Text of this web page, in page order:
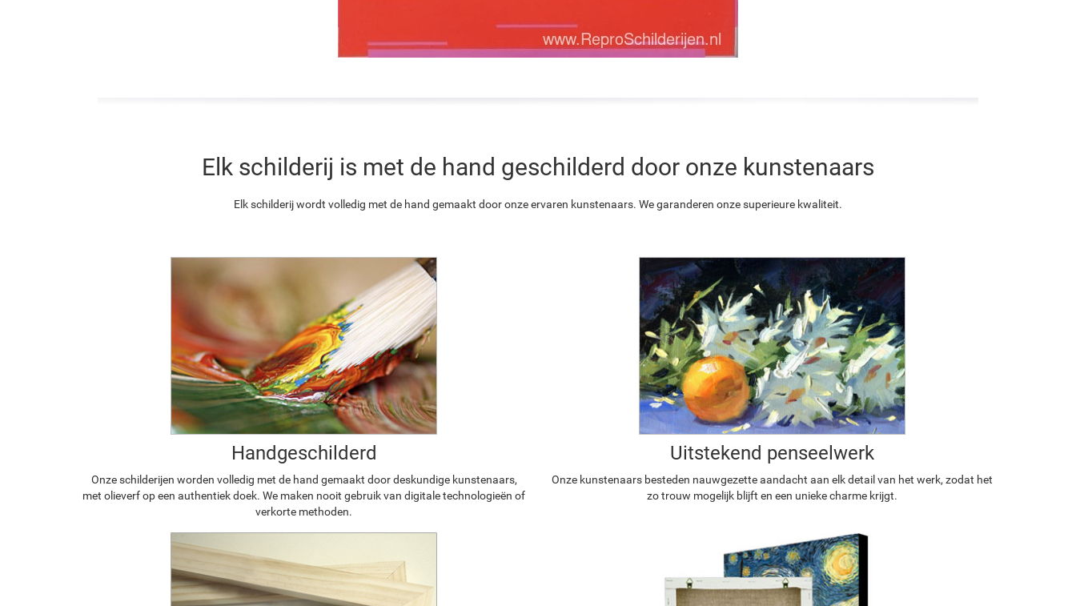
Elk schilderij is met de hand geschilderd door onze kunstenaars
Elk schilderij wordt volledig met de hand gemaakt door onze ervaren kunstenaars. We garanderen onze superieure kwaliteit.
Handgeschilderd
Onze schilderijen worden volledig met de hand gemaakt door deskundige kunstenaars,
met olieverf op een authentiek doek. We maken nooit gebruik van digitale technologieën of
verkorte methoden.
Uitstekend penseelwerk
Onze kunstenaars besteden nauwgezette aandacht aan elk detail van het werk, zodat het
zo trouw mogelijk blijft en een unieke charme krijgt.